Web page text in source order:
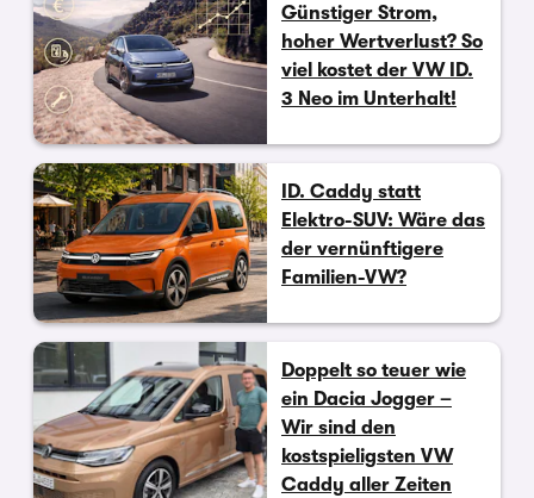
Günstiger Strom,
hoher Wertverlust? So
viel kostet der VW ID.
3 Neo im Unterhalt!
ID. Caddy statt
Elektro-SUV: Wäre das
der vernünftigere
Familien-VW?
Doppelt so teuer wie
ein Dacia Jogger –
Wir sind den
kostspieligsten VW
Caddy aller Zeiten